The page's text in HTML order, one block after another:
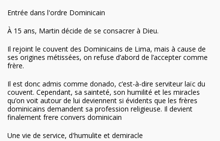
Entrée dans l'ordre Dominicain
À 15 ans, Martin décide de se consacrer à Dieu.
Il rejoint le couvent des Dominicains de Lima, mais à cause de
ses origines métissées, on refuse d’abord de l’accepter comme
frère.
Il est donc admis comme donado, c’est-à-dire serviteur laïc du
couvent. Cependant, sa sainteté, son humilité et les miracles
qu’on voit autour de lui deviennent si évidents que les frères
dominicains demandent sa profession religieuse. Il devient
finalement frere convers dominicain
Une vie de service, d'humulite et demiracle